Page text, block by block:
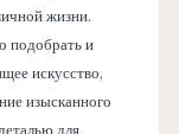
жизни.
подобрать и
искусство,
изысканного
для